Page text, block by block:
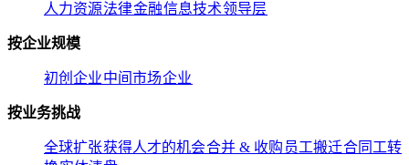
人力资源​​法律​​金融​​信息技术​​领导层​​
按企业规模​​
初创企业​​中间市场​​企业​​
按业务挑战​​
全球扩张​​获得人才的机会​​合并 & 收购​​ 员工搬迁​​合同工转